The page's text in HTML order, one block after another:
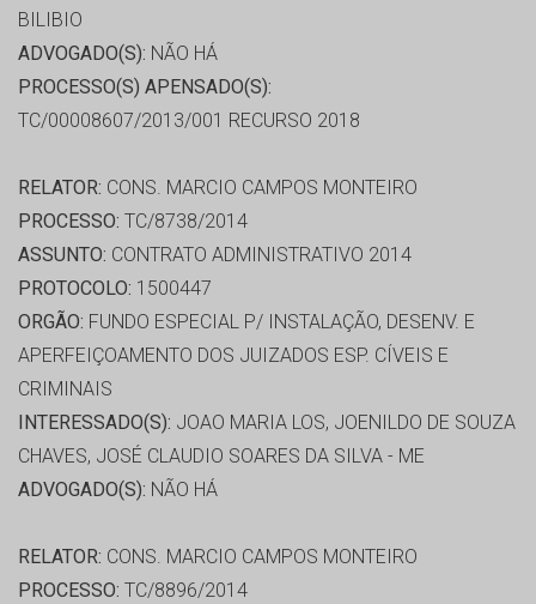
BILIBIO
ADVOGADO(S): NÃO HÁ
PROCESSO(S) APENSADO(S):
TC/00008607/2013/001 RECURSO 2018
RELATOR: CONS. MARCIO CAMPOS MONTEIRO
PROCESSO: TC/8738/2014
ASSUNTO: CONTRATO ADMINISTRATIVO 2014
PROTOCOLO: 1500447
ORGÃO: FUNDO ESPECIAL P/ INSTALAÇÃO, DESENV. E
APERFEIÇOAMENTO DOS JUIZADOS ESP. CÍVEIS E
CRIMINAIS
INTERESSADO(S): JOAO MARIA LOS, JOENILDO DE SOUZA
CHAVES, JOSÉ CLAUDIO SOARES DA SILVA - ME
ADVOGADO(S): NÃO HÁ
RELATOR: CONS. MARCIO CAMPOS MONTEIRO
PROCESSO: TC/8896/2014